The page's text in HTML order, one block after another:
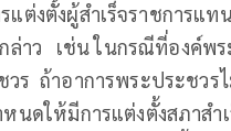
แต่งตั้งผู้สำเร็จราชการแ
ล่าว เช่น ในกรณีที่องค์พ
วร ถ้าอาการพระประชวร
นดให้มีการแต่งตั้งสภาสำ